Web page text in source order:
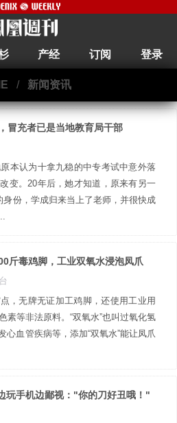
产经 订阅 登录
/ 新闻资讯
冒充者已是当地教育局干部
本认为十拿九稳的中专考试中意外落
变。20年后，她才知道，原来有另一
身份，学成归来当上了老师，并很快成
斤毒鸡脚，工业双氧水浸泡凤爪
，无牌无证加工鸡脚，还使用工业用
素等非法原料。“双氧水”也叫过氧化氢
心血管疾病等，添加“双氧水”能让凤爪
玩手机边鄙视："你的刀好丑哦！"